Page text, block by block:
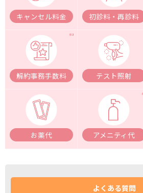
キャンセル料金 初診料・再診料
解約事務手数料 テスト照射
お薬代 アメニティ代
よくある質問